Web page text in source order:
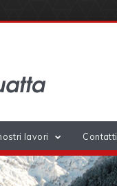
lavori Contatti